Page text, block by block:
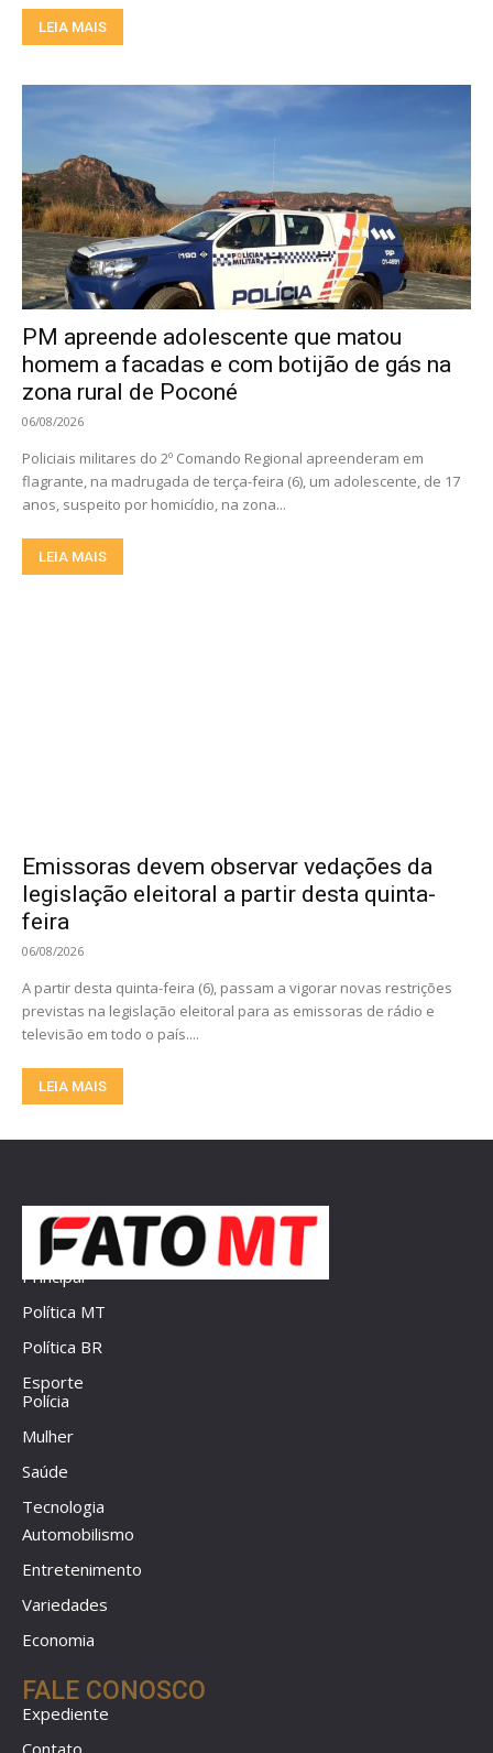
LEIA MAIS
PM apreende adolescente que matou
homem a facadas e com botijão de gás na
zona rural de Poconé
06/08/2026
Policiais militares do 2º Comando Regional apreenderam em
flagrante, na madrugada de terça-feira (6), um adolescente, de 17
anos, suspeito por homicídio, na zona...
LEIA MAIS
Emissoras devem observar vedações da
legislação eleitoral a partir desta quinta-
feira
06/08/2026
A partir desta quinta-feira (6), passam a vigorar novas restrições
previstas na legislação eleitoral para as emissoras de rádio e
televisão em todo o país....
LEIA MAIS
Principal
Política MT
Política BR
Esporte
Polícia
Mulher
Saúde
Tecnologia
Automobilismo
Entretenimento
Variedades
Economia
FALE CONOSCO
Expediente
Contato